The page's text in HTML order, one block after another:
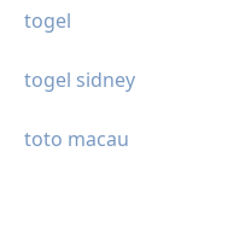
togel
togel sidney
toto macau